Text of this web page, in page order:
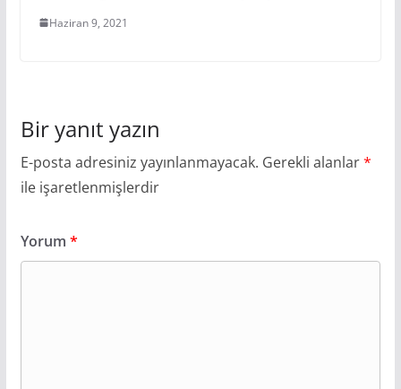
Haziran 9, 2021
Bir yanıt yazın
E-posta adresiniz yayınlanmayacak. Gerekli alanlar*
ile işaretlenmişlerdir
Yorum *